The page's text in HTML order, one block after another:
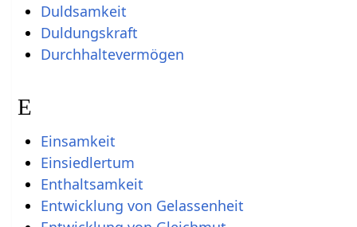
Duldsamkeit
Duldungskraft
Durchhaltevermögen
E
Einsamkeit
Einsiedlertum
Enthaltsamkeit
Entwicklung von Gelassenheit